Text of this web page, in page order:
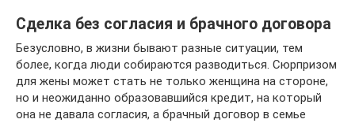
Сделка без согласия и брачного договора
Безусловно, в жизни бывают разные ситуации, тем
более, когда люди собираются разводиться. Сюрпризом
для жены может стать не только женщина на стороне,
но и неожиданно образовавшийся кредит, на который
она не давала согласия, а брачный договор в семье